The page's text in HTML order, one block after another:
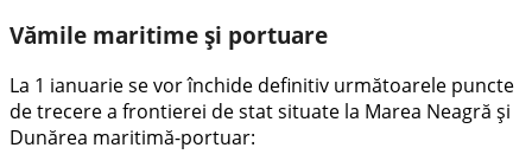
Vămile maritime și portuare
La 1 ianuarie se vor închide definitiv următoarele puncte
de trecere a frontierei de stat situate la Marea Neagră și
Dunărea maritimă-portuar: